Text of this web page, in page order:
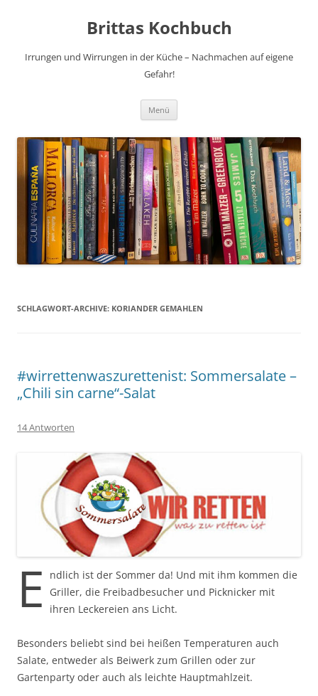
Brittas Kochbuch
Irrungen und Wirrungen in der Küche – Nachmachen auf eigene
Gefahr!
Menü
SCHLAGWORT-ARCHIVE: KORIANDER GEMAHLEN
#wirrettenwaszurettenist: Sommersalate –
„Chili sin carne“-Salat
14 Antworten
E
ndlich ist der Sommer da! Und mit ihm kommen die
Griller, die Freibadbesucher und Picknicker mit
ihren Leckereien ans Licht.
Besonders beliebt sind bei heißen Temperaturen auch
Salate, entweder als Beiwerk zum Grillen oder zur
Gartenparty oder auch als leichte Hauptmahlzeit.